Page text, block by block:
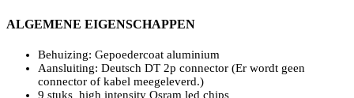
ALGEMENE EIGENSCHAPPEN
Behuizing: Gepoedercoat aluminium
Aansluiting: Deutsch DT 2p connector (Er wordt geen
connector of kabel meegeleverd.)
9 stuks high intensity Osram led chips